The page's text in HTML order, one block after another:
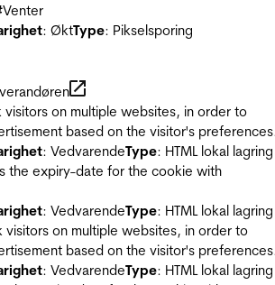
Venter
: ØktType: Pikselsporing
visitors on multiple websites, in order to
based on the visitor's
: VedvarendeType: HTML lokal lagring
the expiry-date for the cookie with
: VedvarendeType: HTML lokal lagring
visitors on multiple websites, in order to
based on the visitor's
: VedvarendeType: HTML lokal lagring